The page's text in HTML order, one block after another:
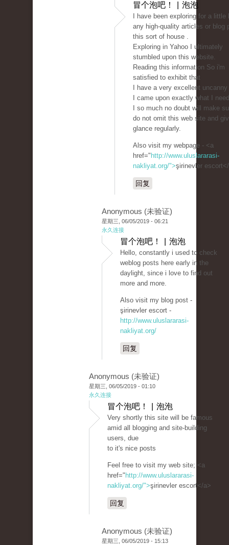
冒个泡吧！ | 泡泡
I have been exploring for a little
any high-quality articles or blog
this sort of house .
Exploring in Yahoo I ultimately
stumbled upon this website.
Reading this information So i'm
satisfied to exhibit that
I have a very excellent
I came upon exactly what I
I so much no doubt will make
do not omit this web site and
glance regularly.
Also visit my webpage - <a
href=" http://www.uluslararasi-
nakliyat.org/">şirinevler
回复
Anonymous (未验证)
星期三, 06/05/2019 - 06:21
永久连接
冒个泡吧！ | 泡泡
Hello, constantly i used to check
weblog posts here early in the
daylight, since i love to find out
more and more.
Also visit my blog post -
şirinevler escort -
http://www.uluslararasi-
nakliyat.org/
回复
Anonymous (未验证)
星期三, 06/05/2019 - 01:10
永久连接
冒个泡吧！ | 泡泡
Very shortly this site will be famous
amid all blogging and site-building
users, due
to it's nice posts
Feel free to visit my web site; <a
href=" http://www.uluslararasi-
nakliyat.org/">şirinevler escort</a>
回复
Anonymous (未验证)
星期三, 06/05/2019 - 15:13